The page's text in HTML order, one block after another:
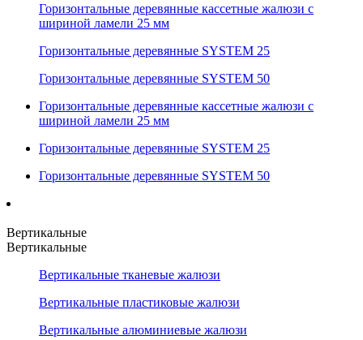
Горизонтальные деревянные кассетные жалюзи с
шириной ламели 25 мм
Горизонтальные деревянные SYSTEM 25
Горизонтальные деревянные SYSTEM 50
Горизонтальные деревянные кассетные жалюзи с
шириной ламели 25 мм
Горизонтальные деревянные SYSTEM 25
Горизонтальные деревянные SYSTEM 50
Вертикальные
Вертикальные
Вертикальные тканевые жалюзи
Вертикальные пластиковые жалюзи
Вертикальные алюминиевые жалюзи